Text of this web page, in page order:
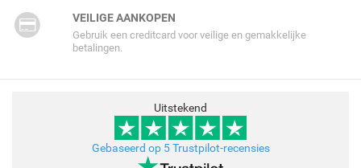
VEILIGE AANKOPEN
Gebruik een creditcard voor veilige en gemakkelijke
betalingen.
Uitstekend
Gebaseerd op 5 Trustpilot-recensies